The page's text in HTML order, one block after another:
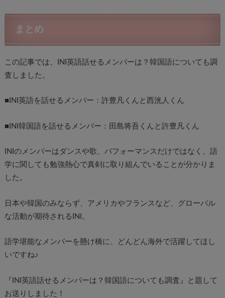
まとめ
この記事では、INI英語話せるメンバーは？韓国語についても調
査しました。
■INI英語を話せるメンバー：許豊凡くんと西洸人くん
■INI韓国語を話せるメンバー：田島将吾くんと許豊凡くん
INIのメンバーはダンスや歌、パフォーマンスだけではなく、語
学に関しても勉強熱心で真剣に取り組んでいることが分かりま
した。
日本や韓国のみならず、アメリカやフランスなど、グローバル
な活動が期待されるINI。
語学堪能なメンバーを懸け橋に、どんどん海外で活躍してほし
いですね♪
『INI英語話せるメンバーは？韓国語についても調査』と題して
お送りしました！